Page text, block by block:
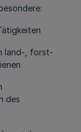
land-, forst-
des